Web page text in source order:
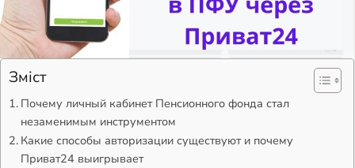
Зміст
Почему личный кабинет Пенсионного фонда стал
незаменимым инструментом
Какие способы авторизации существуют и почему
Приват24 выигрывает